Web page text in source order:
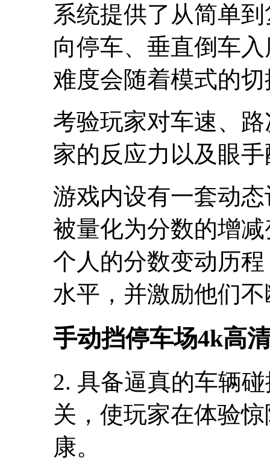
系统提供了从简单
向停车、垂直倒车
难度会随着模式的
考验玩家对车速、
家的反应力以及眼
游戏内设有一套动
被量化为分数的增
个人的分数变动历
水平，并激励他们
手动挡停车场4k高
2. 具备逼真的车辆
关，使玩家在体验
康。